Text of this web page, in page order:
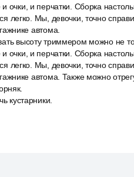
и перчатки. Сборка
легко. Мы, девочки, точно
автома.
высоту триммером можно не
и перчатки. Сборка
легко. Мы, девочки, точно
автома. Также можно
кустарники.